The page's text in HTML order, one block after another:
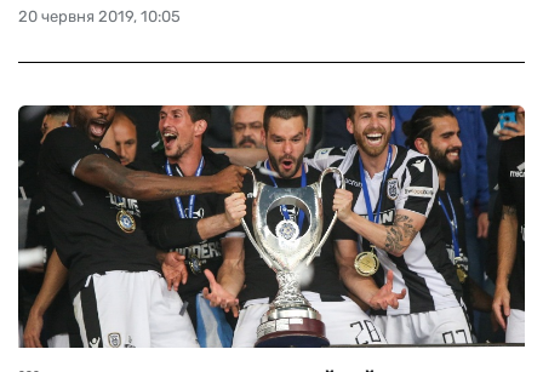
20 червня 2019, 10:05